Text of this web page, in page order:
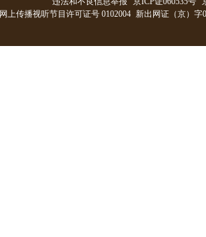
网上传播视听节目许可证号 0102004 新出网证（京）